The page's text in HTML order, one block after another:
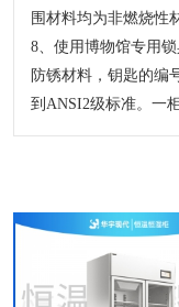
围材料均为非燃烧性
8、使用博物馆专用
防锈材料，钥匙的编
到ANSI2级标准。一